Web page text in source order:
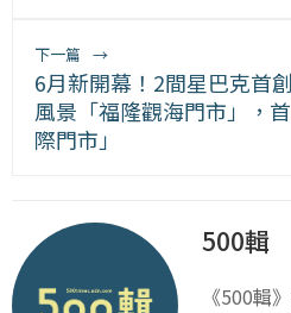
下一篇 →
6月新開幕！2間星巴克首
風景「福隆觀海門市」，
際門市」
500輯
《500輯